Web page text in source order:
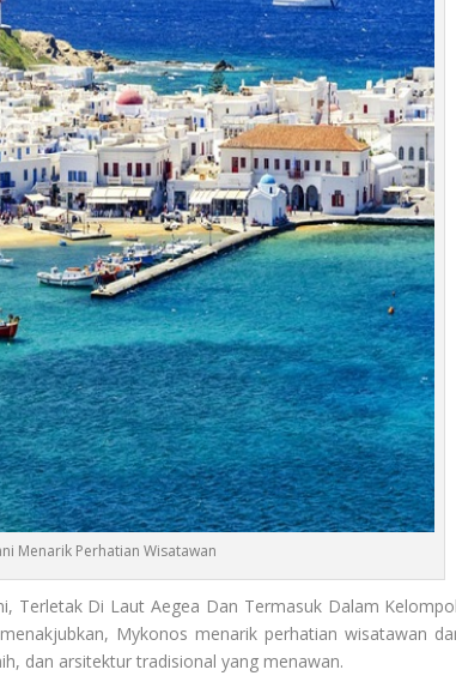
Menarik Perhatian Wisatawan
Terletak Di Laut Aegea Dan Termasuk Dalam
Mykonos menarik perhatian wisatawan
dan arsitektur tradisional yang menawan.